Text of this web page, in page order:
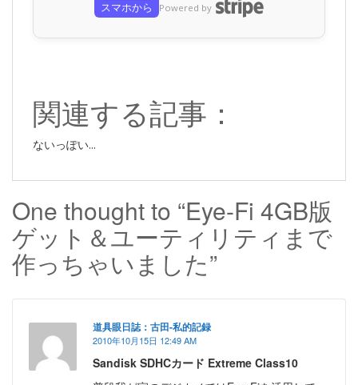
スマホから Powered by
関連する記事：
ないっぽい...
One thought to “Eye-Fi 4GB版
ゲット＆ユーティリティまで
作っちゃいました”
道具眼日誌：古田-私的記録
2010年10月15日 12:49 AM
Sandisk SDHCカード Extreme Class10